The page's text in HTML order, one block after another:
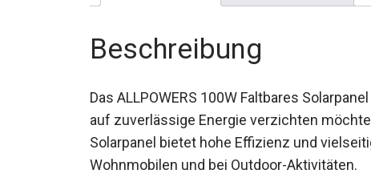
Beschreibung
Das ALLPOWERS 100W Faltbares
auf zuverlässige Energie verzichten
Solarpanel bietet hohe Effizienz und
Wohnmobilen und bei Outdoor-Aktivitäten.